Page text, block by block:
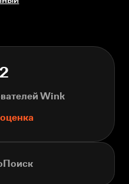
Wink